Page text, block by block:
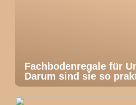
Fachbodenregale für
Darum sind sie so